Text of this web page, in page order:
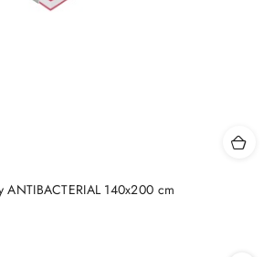
ANTIBACTERIAL 140x200 cm